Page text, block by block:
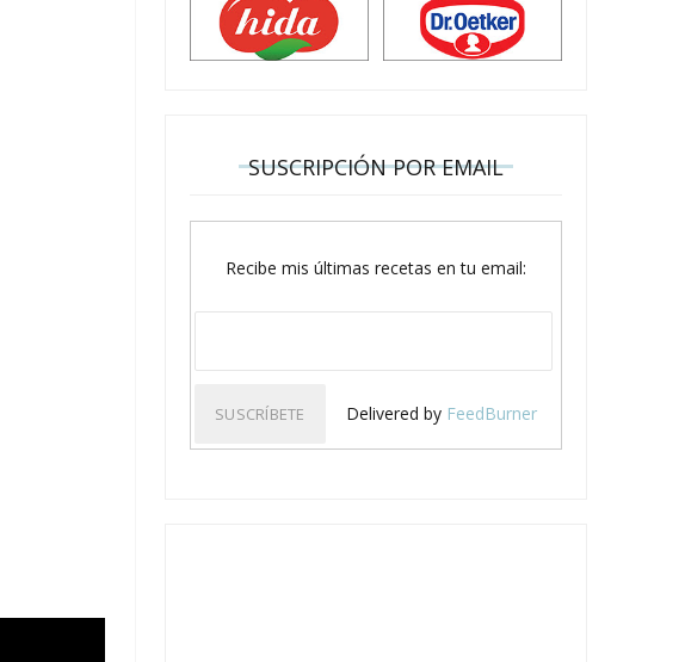
SUSCRIPCIÓN POR EMAIL
Recibe mis últimas recetas en tu email:
Delivered by FeedBurner